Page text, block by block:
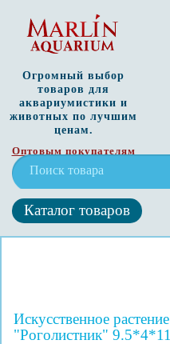
Огромный выбор
товаров для
аквариумистики и
животных по лучшим
ценам.
Оптовым покупателям
Каталог товаров
Искусственное
"Роголистник"